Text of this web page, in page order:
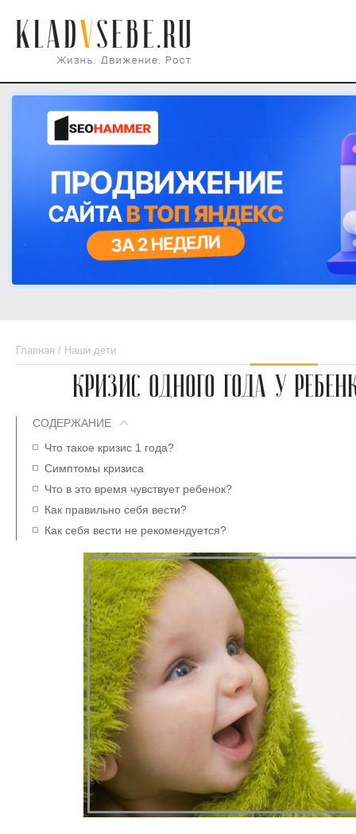
Главная / Наши дети
КРИЗИС ОДНОГО ГОДА У
СОДЕРЖАНИЕ
Что такое кризис 1 года?
Симптомы кризиса
Что в это время чувствует ребенок?
Как правильно себя вести?
Как себя вести не рекомендуется?